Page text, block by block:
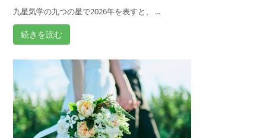
っ
を
無
料
九星気学の九つの星で2026年を表すと、 ...
続きを読む